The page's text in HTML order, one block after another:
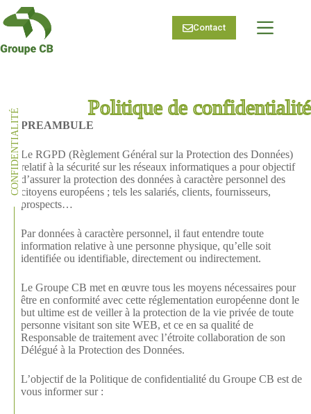
Passer
au
contenu
Contact
CONFIDENTIALITÉ Politique de confidentialité
PREAMBULE
Le RGPD (Règlement Général sur la Protection des Données)
relatif à la sécurité sur les réseaux informatiques a pour objectif
d’assurer la protection des données à caractère personnel des
citoyens européens ; tels les salariés, clients, fournisseurs,
prospects…
Par données à caractère personnel, il faut entendre toute
information relative à une personne physique, qu’elle soit
identifiée ou identifiable, directement ou indirectement.
Le Groupe CB met en œuvre tous les moyens nécessaires pour
être en conformité avec cette réglementation européenne dont le
but ultime est de veiller à la protection de la vie privée de toute
personne visitant son site WEB, et ce en sa qualité de
Responsable de traitement avec l’étroite collaboration de son
Délégué à la Protection des Données.
L’objectif de la Politique de confidentialité du Groupe CB est de
vous informer sur :